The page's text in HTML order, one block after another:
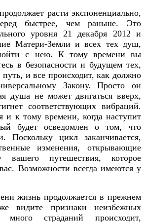
расти экспоненциально,
быстрее, чем раньше. Это
уровня 21 декабря 2012 и
Матери-Земли и всех тех душ,
с нею. К тому времени вы
в безопасности и будущем тех,
и все происходит, как должно
Закону. Просто он
душа не может двигаться вверх,
соответствующих вибраций.
и к тому времени, когда наступит
будет осведомлен о том, что
Поскольку цикл заканчивается,
изменения, открывающие
вашего путешествия, которое
Возможности всегда имеются у
жизнь продолжается в прежнем
видите признаки неизбежных
страданий происходит,